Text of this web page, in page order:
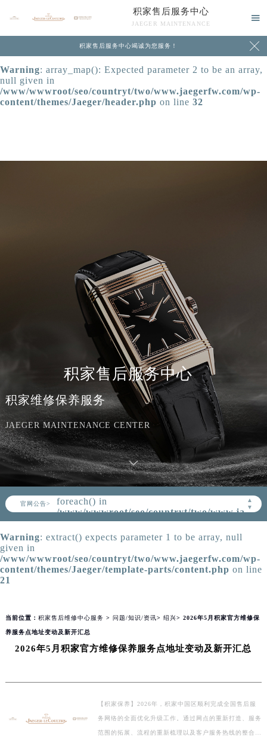
Warning: extract() expects parameter 1 to be array, null
/www/wwwroot/seo/countryt/two/www.jaegerfw.com/wp-
content/themes/Jaeger/header.phpon line
Warning: array_map(): Expected parameter 2 to be an array,
null given in
/www/wwwroot/seo/countryt/two/www.jaegerfw.com/wp-
content/themes/Jaeger/header.php on line 32
积家售后服务中心
JAEGER MAINTENANCE

积家售后服务中心竭诚为您服务！ 
积家售后服务中心
积家维修保养服务
JAEGER MAINTENANCE CENTER
官网公告>
▲
▼
Warning: Invalid argument supplied for
foreach() in
content/themes/Jaeger/header.php
line164
Warning: extract() expects parameter 1 to be array, null
given in
/www/wwwroot/seo/countryt/two/www.jaegerfw.com/wp-
content/themes/Jaeger/template-parts/content.php on line
21
当前位置： 积家售后维修中心服务 > 问题/知识/资讯> 绍兴> 2026年5月积家官方维修保
养服务点地址变动及新开汇总
2026年5月积家官方维修保养服务点地址变动及新开汇总
【积家保养】2026年，积家中国区顺利完成全国售后服
务网络的全面优化升级工作。通过网点的重新打造、服务
范围的拓展、流程的重新梳理以及客户服务热线的整合等